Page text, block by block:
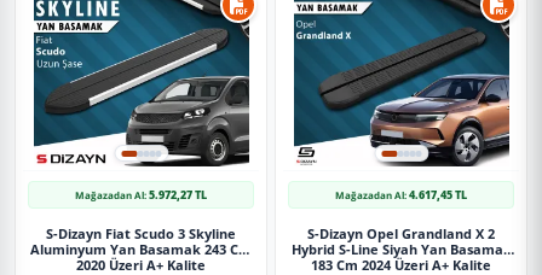
Mağazadan Al:5.972,27 TL
S-Dizayn Fiat Scudo 3 Skyline
Aluminyum Yan Basamak 243 Cm
2020 Üzeri A+ Kalite
Mağazadan Al:4.617,45 TL
S-Dizayn Opel Grandland X 2
Hybrid S-Line Siyah Yan Basamak
183 Cm 2024 Üzeri A+ Kalite